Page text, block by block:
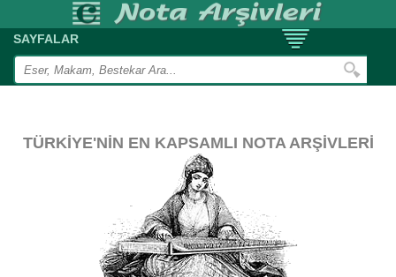
SAYFALAR
TÜRKİYE'NİN EN KAPSAMLI NOTA ARŞİVLERİ